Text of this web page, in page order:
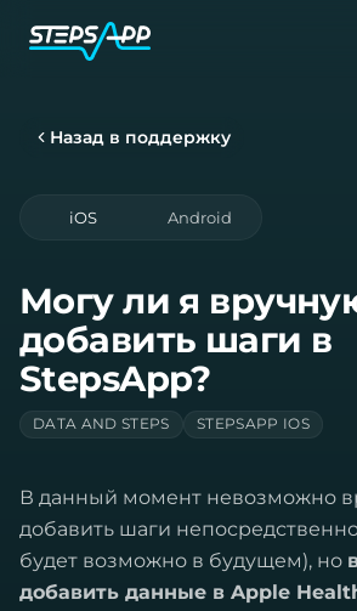
Назад в поддержку
iOS Android
Могу ли я
добавить шаги в
StepsApp?
DATA AND STEPS STEPSAPP IOS
В данный момент невозможно
добавить шаги
будет возможно в будущем), но
добавить данные в Apple